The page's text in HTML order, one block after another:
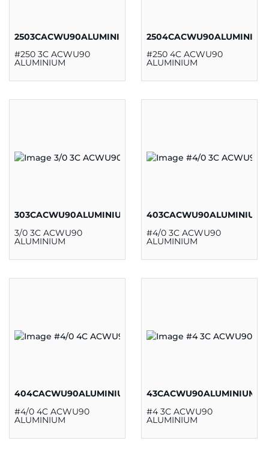
2503CACWU90ALUMINIUM
#250 3C ACWU90
ALUMINIUM
2504CACWU90ALUMINIUM
#250 4C ACWU90
ALUMINIUM
303CACWU90ALUMINIUM
3/0 3C ACWU90
ALUMINIUM
403CACWU90ALUMINIUM
#4/0 3C ACWU90
ALUMINIUM
404CACWU90ALUMINIUM
#4/0 4C ACWU90
ALUMINIUM
43CACWU90ALUMINIUM
#4 3C ACWU90
ALUMINIUM